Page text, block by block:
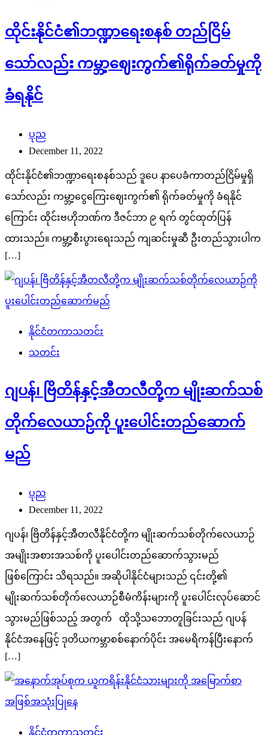
ထိုင်းနိုင်ငံ၏ဘဏ္ဍာရေးစနစ် တည်ငြိမ်
သော်လည်း ကမ္ဘာ့ဈေးကွက်၏ရိုက်ခတ်မှုကို
ခံရနိုင်
ပုည
December 11, 2022
ထိုင်းနိုင်ငံ၏ဘဏ္ဍာရေးစနစ်သည် ဒူပေ နာပေခံကာတည်ငြိမ်မှုရှိ
သော်လည်း ကမ္ဘာ့ငွေကြေးဈေးကွက်၏ ရိုက်ခတ်မှုကို ခံရနိုင်
ကြောင်း ထိုင်းဗဟိုဘဏ်က ဒီဇင်ဘာ ၉ ရက် တွင်ထုတ်ပြန်
ထားသည်။ ကမ္ဘာ့စီးပွားရေးသည် ကျဆင်းမှုဆီ ဦးတည်သွားပါက
[…]
နိုင်ငံတကာသတင်း
သတင်း
ဂျပန်၊ ဗြိတိန်နှင့်အီတလီတို့က မျိုးဆက်သစ်
တိုက်လေယာဉ်ကို ပူးပေါင်းတည်ဆောက်
မည်
ပုည
December 11, 2022
ဂျပန်၊ ဗြိတိန်နှင့်အီတလီနိုင်ငံတို့က မျိုးဆက်သစ်တိုက်လေယာဉ်
အမျိုးအစားအသစ်ကို ပူးပေါင်းတည်ဆောက်သွားမည်
ဖြစ်ကြောင်း သိရသည်။ အဆိုပါနိုင်ငံများသည် ၎င်းတို့၏
မျိုးဆက်သစ်တိုက်လေယာဉ်စီမံကိန်းများကို ပူးပေါင်းလုပ်ဆောင်
သွားမည်ဖြစ်သည့် အတွက် ထိုသို့သဘောတူခြင်းသည် ဂျပန်
နိုင်ငံအနေဖြင့် ဒုတိယကမ္ဘာစစ်နောက်ပိုင်း အမေရိကန်ပြီးနောက်
[…]
နိုင်ငံတကာသတင်း